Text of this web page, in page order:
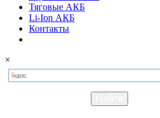
Тяговые АКБ
Li-Ion АКБ
Контакты
×